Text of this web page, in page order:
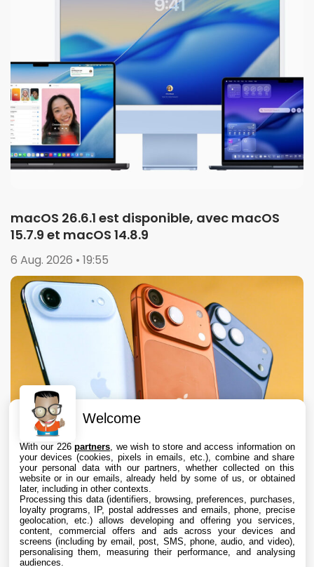
macOS 26.6.1 est disponible, avec macOS
15.7.9 et macOS 14.8.9
6 Aug. 2026 • 19:55
Apple augmente les valeurs de reprise des
iPhone, iPad, Mac et Apple Watch
Welcome
With our 226partners , we wish to store and access information on
your devices (cookies, pixels in emails, etc.), combine and share
your personal data with our partners, whether collected on this
website or in our emails, already held by some of us, or obtained
later, including in other contexts.
Processing this data (identifiers, browsing, preferences, purchases,
loyalty programs, IP, postal addresses and emails, phone, precise
geolocation, etc.) allows developing and offering you services,
content, commercial offers and ads across your devices and
screens (including by email, post, SMS, phone, audio, and video),
personalising them, measuring their performance, and analysing
audiences.